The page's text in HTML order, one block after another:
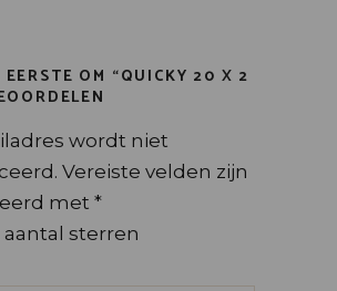
EERSTE OM “QUICKY 20 X 2
wordt niet
Vereiste velden zijn
met *
aantal sterren